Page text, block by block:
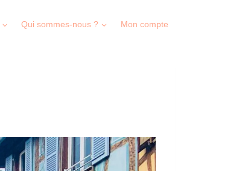
Qui sommes-nous ? Mon compte